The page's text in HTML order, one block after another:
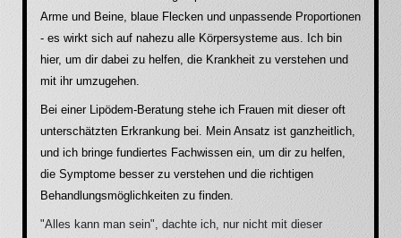
Arme und Beine, blaue Flecken und unpassende Proportionen
- es wirkt sich auf nahezu alle Körpersysteme aus. Ich bin
hier, um dir dabei zu helfen, die Krankheit zu verstehen und
mit ihr umzugehen.
Bei einer Lipödem-Beratung stehe ich Frauen mit dieser oft
unterschätzten Erkrankung bei. Mein Ansatz ist ganzheitlich,
und ich bringe fundiertes Fachwissen ein, um dir zu helfen,
die Symptome besser zu verstehen und die richtigen
Behandlungsmöglichkeiten zu finden.
"Alles kann man sein", dachte ich, nur nicht mit dieser